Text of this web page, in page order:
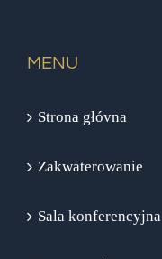
MENU
Strona głóvna
Zakwaterowanie
Sala konferencyjna